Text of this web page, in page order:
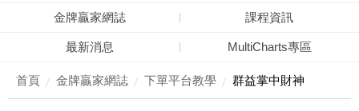
金牌贏家網誌 課程資訊
最新消息 MultiCharts專區
首頁 金牌贏家網誌 下單平台教學 群益掌中財神